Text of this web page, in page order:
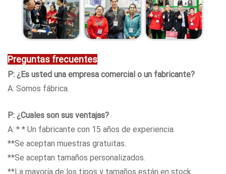
Preguntas frecuentes
P: ¿Es usted una empresa comercial o un fabricante?
A: Somos fábrica.
P: ¿Cuales son sus ventajas?
A: * * Un fabricante con 15 años de experiencia.
**Se aceptan muestras gratuitas.
**Se aceptan tamaños personalizados.
**La mayoría de los tipos y tamaños están en stock.